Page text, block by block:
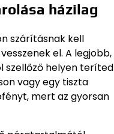
házilag
szárításnak kell
el. A legjobb,
szellőző helyen teríted
vagy egy tiszta
mert az gyorsan